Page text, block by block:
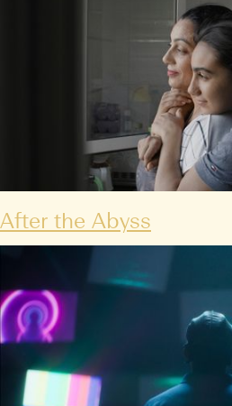
After the Abyss